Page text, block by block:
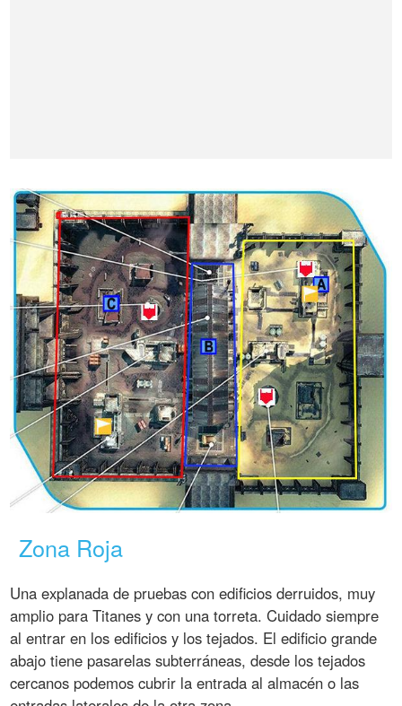
Zona Roja
Una explanada de pruebas con edificios derruidos, muy
amplio para Titanes y con una torreta. Cuidado siempre
al entrar en los edificios y los tejados. El edificio grande
abajo tiene pasarelas subterráneas, desde los tejados
cercanos podemos cubrir la entrada al almacén o las